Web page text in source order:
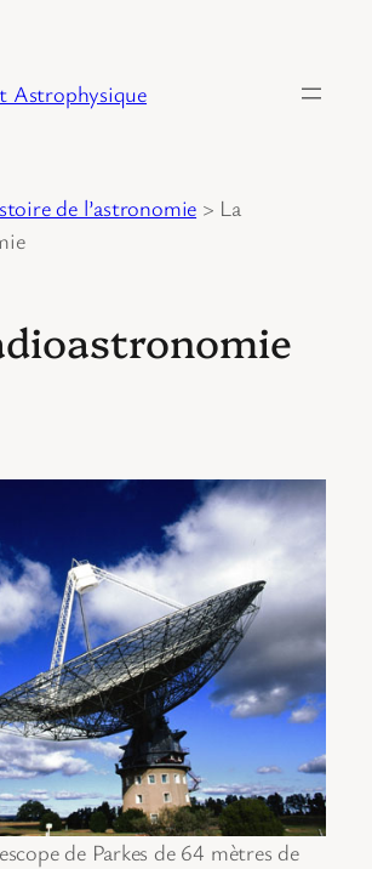
Astrophysique
de l’astronomie > La
de Parkes de 64 mètres de